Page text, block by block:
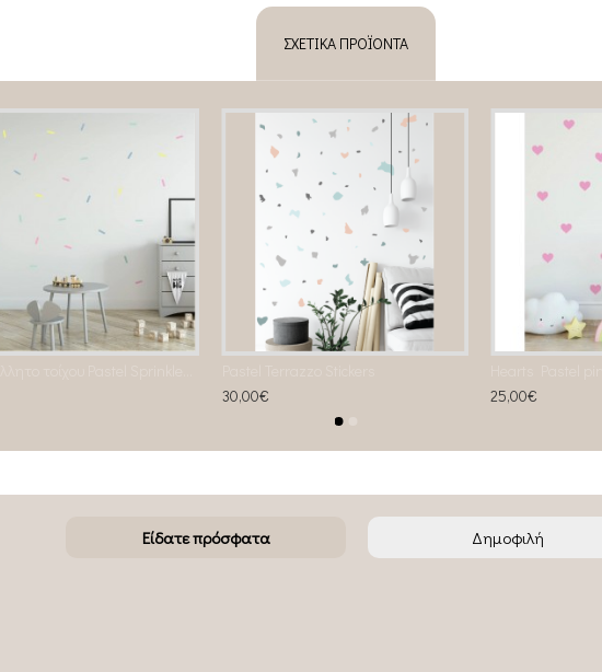
ΣΧΕΤΙΚΆ ΠΡΟΪΌΝΤΑ
30,00€
25,00€
Είδατε πρόσφατα Δημοφιλή